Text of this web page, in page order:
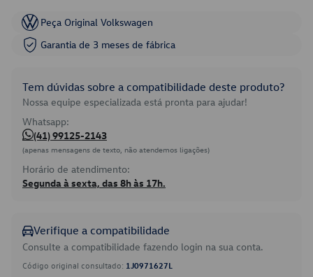
Peça Original Volkswagen
Garantia de 3 meses de fábrica
Tem dúvidas sobre a compatibilidade deste produto?
Nossa equipe especializada está pronta para ajudar!
Whatsapp:
(41) 99125-2143
(apenas mensagens de texto, não atendemos ligações)
Horário de atendimento:
Segunda à sexta, das 8h às 17h.
Verifique a compatibilidade
Consulte a compatibilidade fazendo login na sua conta.
Código original consultado: 1J0971627L